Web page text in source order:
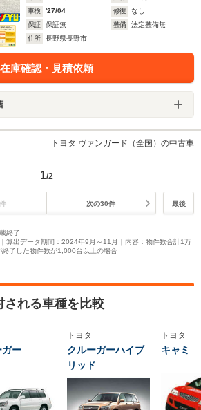
車検
'27/04 修復
なし
保証
保証無 整備
法定整備無
住所
長野県長野市
在庫確認・見積依頼
トヨタ ヴァンガード（全国）の中古車
1/2
次の30件 最後
終了
算出データ期間：2024年9月～11月｜内容：物件数合計1万
了した物件数が1,000台以上の場合
される車種を比較
ガー
トヨタ
クルーガーハイブ
リッド
トヨタ
キャミ